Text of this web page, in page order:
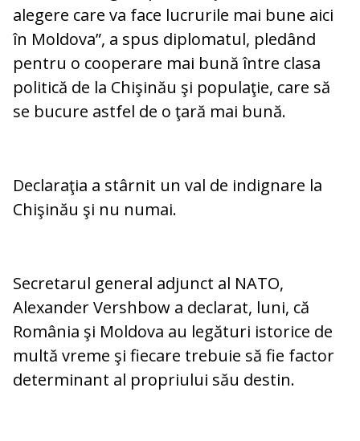
alegere care va face lucrurile mai bune aici
în Moldova”, a spus diplomatul, pledând
pentru o cooperare mai bună între clasa
politică de la Chişinău şi populaţie, care să
se bucure astfel de o ţară mai bună.
Declaraţia a stârnit un val de indignare la
Chişinău şi nu numai.
Secretarul general adjunct al NATO,
Alexander Vershbow a declarat, luni, că
România şi Moldova au legături istorice de
multă vreme şi fiecare trebuie să fie factor
determinant al propriului său destin.